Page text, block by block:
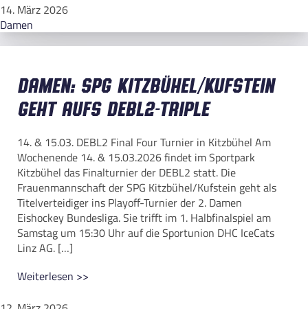
14. März 2026
Damen
Damen: SPG Kitzbühel/Kufstein
geht aufs DEBL2-Triple
14. & 15.03. DEBL2 Final Four Turnier in Kitzbühel Am
Wochenende 14. & 15.03.2026 findet im Sportpark
Kitzbühel das Finalturnier der DEBL2 statt. Die
Frauenmannschaft der SPG Kitzbühel/Kufstein geht als
Titelverteidiger ins Playoff-Turnier der 2. Damen
Eishockey Bundesliga. Sie trifft im 1. Halbfinalspiel am
Samstag um 15:30 Uhr auf die Sportunion DHC IceCats
Linz AG. […]
Weiterlesen >>